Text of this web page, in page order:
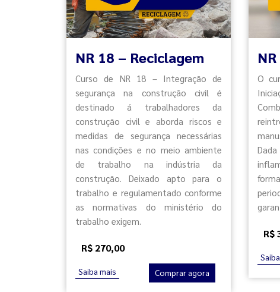
NR 18 – Reciclagem
Curso de NR 18 – Integração de
segurança na construção civil é
destinado á trabalhadores da
construção civil e aborda riscos e
medidas de segurança necessárias
nas condições e no meio ambiente
de trabalho na indústria da
construção. Deixado apto para o
trabalho e regulamentado conforme
as normativas do ministério do
trabalho exigem.
R$ 270,00
Saiba mais Comprar agora
O
R$